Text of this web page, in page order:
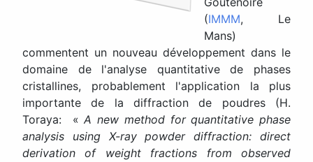
(IMMM, Le
Mans)
commentent un nouveau développement dans le
domaine de l'analyse quantitative de phases
cristallines, probablement l'application la plus
importante de la diffraction de poudres (H.
Toraya: «A new method for quantitative phase
analysis using X-ray powder diffraction: direct
derivation of weight fractions from observed